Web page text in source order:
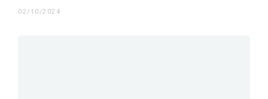
02/10/2024